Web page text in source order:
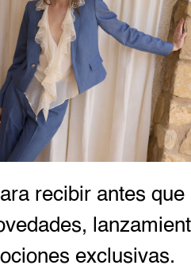
¿No tiene
recibir antes que
exclusivas.